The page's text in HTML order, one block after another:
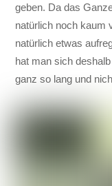
geben. Da das
natürlich noch kaum
natürlich etwas
hat man sich
ganz so lang und